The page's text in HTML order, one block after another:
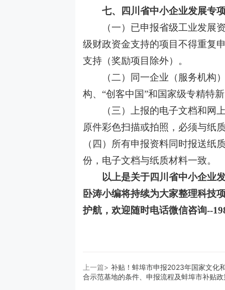
七、四川省中小企业发展专
（一）已申报省级工业发展资
级财政资金支持的项目不得重复
支持（奖励项目除外）。
（二）同一企业（服务机构）
构、 “创客中国”和国家级专精特
（三）上报的电子文档和网上
原件彩色扫描或拍照，必须与纸
（四）所有申报资料同时报送纸
份，电子文档与纸质材料一致。
以上是关于四川省中小企业
卧涛小编将持续为大家整理科技
护航，欢迎随时电话微信咨询--
上一篇> 补贴！蚌埠市申报2023年国家文化
合示范基地的条件、申报流程及蚌埠市补贴政